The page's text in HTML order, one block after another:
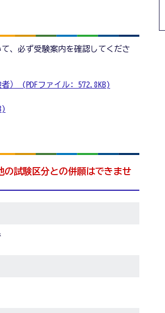
、必ず受験案内を確認してくださ
） (PDFファイル: 572.8KB)
の試験区分との併願はできませ